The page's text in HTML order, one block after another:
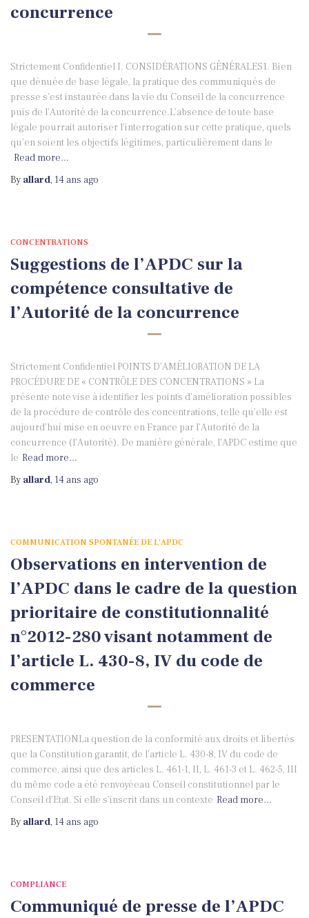
concurrence
Strictement Confidentiel I. CONSIDÉRATIONS GÉNÉRALES1. Bien
que dénuée de base légale, la pratique des communiqués de
presse s’est instaurée dans la vie du Conseil de la concurrence
puis de l’Autorité de la concurrence.L’absence de toute base
légale pourrait autoriser l’interrogation sur cette pratique, quels
qu’en soient les objectifs légitimes, particulièrement dans le
Read more…
By allard, 14 ans ago
CONCENTRATIONS
Suggestions de l’APDC sur la
compétence consultative de
l’Autorité de la concurrence
Strictement Confidentiel POINTS D’AMÉLIORATION DE LA
PROCÉDURE DE « CONTRÔLE DES CONCENTRATIONS » La
présente note vise à identifier les points d’amélioration possibles
de la procédure de contrôle des concentrations, telle qu’elle est
aujourd’hui mise en oeuvre en France par l’Autorité de la
concurrence (l’Autorité). De manière générale, l’APDC estime que
le Read more…
By allard, 14 ans ago
COMMUNICATION SPONTANÉE DE L'APDC
Observations en intervention de
l’APDC dans le cadre de la question
prioritaire de constitutionnalité
n°2012-280 visant notamment de
l’article L. 430-8, IV du code de
commerce
PRESENTATIONLa question de la conformité aux droits et libertés
que la Constitution garantit, de l’article L. 430-8, IV du code de
commerce, ainsi que des articles L. 461-1, II, L. 461-3 et L. 462-5, III
du même code a été renvoyéeau Conseil constitutionnel par le
Conseil d’Etat. Si elle s’inscrit dans un contexte Read more…
By allard, 14 ans ago
COMPLIANCE
Communiqué de presse de l’APDC